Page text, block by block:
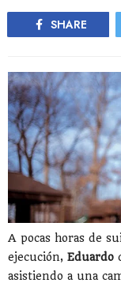
SHARE
A pocas horas de
ejecución, Eduardo
asistiendo a una